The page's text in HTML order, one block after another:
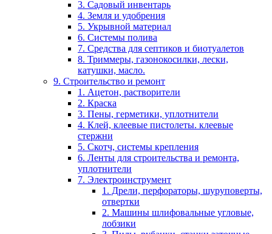
3. Садовый инвентарь
4. Земля и удобрения
5. Укрывной материал
6. Системы полива
7. Средства для септиков и биотуалетов
8. Триммеры, газонокосилки, лески,
катушки, масло.
9. Строительство и ремонт
1. Ацетон, растворители
2. Краска
3. Пены, герметики, уплотнители
4. Клей, клеевые пистолеты. клеевые
стержни
5. Скотч, системы крепления
6. Ленты для строительства и ремонта,
уплотнители
7. Электроинструмент
1. Дрели, перфораторы, шуруповерты,
отвертки
2. Машины шлифовальные угловые,
лобзики